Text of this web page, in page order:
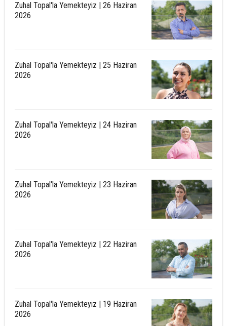
Zuhal Topal'la Yemekteyiz | 26 Haziran
2026
Zuhal Topal'la Yemekteyiz | 25 Haziran
2026
Zuhal Topal'la Yemekteyiz | 24 Haziran
2026
Zuhal Topal'la Yemekteyiz | 23 Haziran
2026
Zuhal Topal'la Yemekteyiz | 22 Haziran
2026
Zuhal Topal'la Yemekteyiz | 19 Haziran
2026